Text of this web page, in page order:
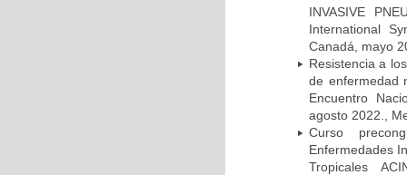
INVASIVE
International
Canadá, mayo
Resistencia a
de enfermedad
Encuentro
agosto 2022.,
Curso
Enfermedades
Tropicales